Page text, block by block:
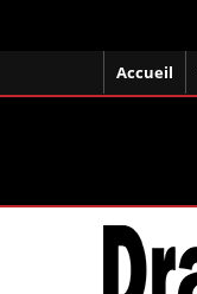
Accueil